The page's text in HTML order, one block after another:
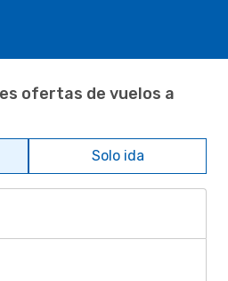
ofertas de vuelos a
Solo ida